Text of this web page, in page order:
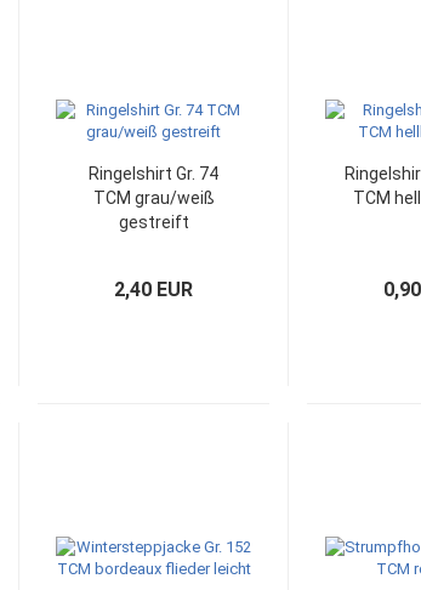
Ringelshirt Gr. 74
TCM grau/weiß
gestreift
2,40 EUR
TCM